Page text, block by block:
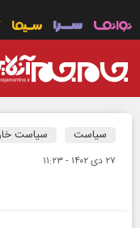
سیاست سیاست
۲۷ دی ۱۴۰۲ - ۱۱:۲۳